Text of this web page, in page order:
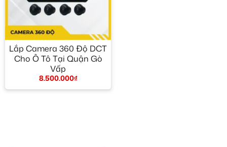
Lắp Camera 360 Độ DCT
Cho Ô Tô Tại Quận Gò
Vấp
8.500.000₫